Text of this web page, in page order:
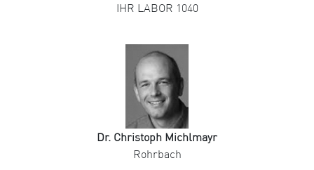
IHR LABOR 1040
Dr. Christoph Michlmayr
Rohrbach